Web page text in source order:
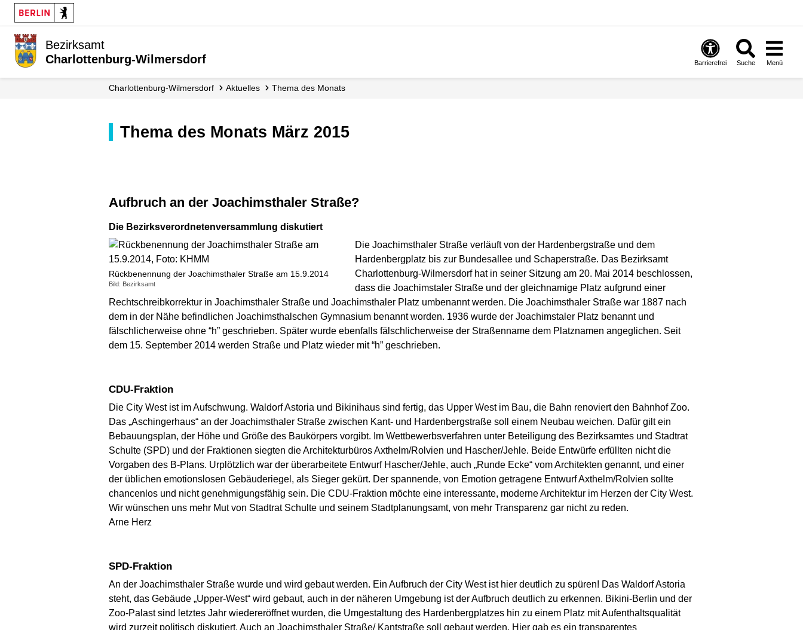
Bezirksamt
Charlottenburg-Wilmersdorf
Barrierefrei Suche Menü
Charlottenburg-Wilmersdorf Aktuelles Thema des Monats
Thema des Monats März 2015
Aufbruch an der Joachimsthaler Straße?
Die Bezirksverordnetenversammlung diskutiert
Rückbenennung der Joachimsthaler Straße am 15.9.2014
Bild: Bezirksamt
Die Joachimsthaler Straße verläuft von der Hardenbergstraße und dem
Hardenbergplatz bis zur Bundesallee und Schaperstraße. Das Bezirksamt
Charlottenburg-Wilmersdorf hat in seiner Sitzung am 20. Mai 2014 beschlossen,
dass die Joachimstaler Straße und der gleichnamige Platz aufgrund einer
Rechtschreibkorrektur in Joachimsthaler Straße und Joachimsthaler Platz umbenannt werden. Die Joachimsthaler Straße war 1887 nach
dem in der Nähe befindlichen Joachimsthalschen Gymnasium benannt worden. 1936 wurde der Joachimstaler Platz benannt und
fälschlicherweise ohne “h” geschrieben. Später wurde ebenfalls fälschlicherweise der Straßenname dem Platznamen angeglichen. Seit
dem 15. September 2014 werden Straße und Platz wieder mit “h” geschrieben.
CDU-Fraktion
Die City West ist im Aufschwung. Waldorf Astoria und Bikinihaus sind fertig, das Upper West im Bau, die Bahn renoviert den Bahnhof Zoo.
Das „Aschingerhaus“ an der Joachimsthaler Straße zwischen Kant- und Hardenbergstraße soll einem Neubau weichen. Dafür gilt ein
Bebauungsplan, der Höhe und Größe des Baukörpers vorgibt. Im Wettbewerbsverfahren unter Beteiligung des Bezirksamtes und Stadtrat
Schulte (SPD) und der Fraktionen siegten die Architekturbüros Axthelm/Rolvien und Hascher/Jehle. Beide Entwürfe erfüllten nicht die
Vorgaben des B-Plans. Urplötzlich war der überarbeitete Entwurf Hascher/Jehle, auch „Runde Ecke“ vom Architekten genannt, und einer
der üblichen emotionslosen Gebäuderiegel, als Sieger gekürt. Der spannende, von Emotion getragene Entwurf Axthelm/Rolvien sollte
chancenlos und nicht genehmigungsfähig sein. Die CDU-Fraktion möchte eine interessante, moderne Architektur im Herzen der City West.
Wir wünschen uns mehr Mut von Stadtrat Schulte und seinem Stadtplanungsamt, von mehr Transparenz gar nicht zu reden.
Arne Herz
SPD-Fraktion
An der Joachimsthaler Straße wurde und wird gebaut werden. Ein Aufbruch der City West ist hier deutlich zu spüren! Das Waldorf Astoria
steht, das Gebäude „Upper-West“ wird gebaut, auch in der näheren Umgebung ist der Aufbruch deutlich zu erkennen. Bikini-Berlin und der
Zoo-Palast sind letztes Jahr wiedereröffnet wurden, die Umgestaltung des Hardenbergplatzes hin zu einem Platz mit Aufenthaltsqualität
wird zurzeit politisch diskutiert. Auch an Joachimsthaler Straße/ Kantstraße soll gebaut werden. Hier gab es ein transparentes